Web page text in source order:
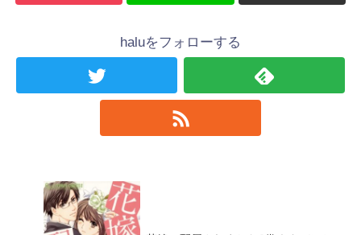
haluをフォローする